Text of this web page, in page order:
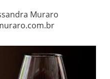
Muraro